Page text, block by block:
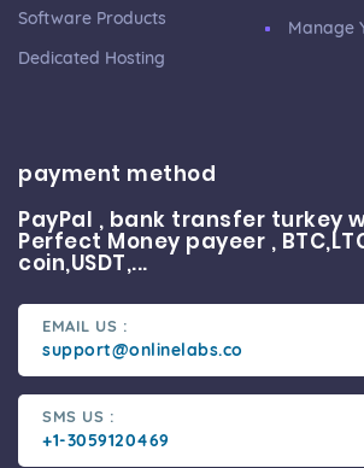
Software Products
Dedicated Hosting
Manage
payment method
PayPal , bank transfer turkey
Perfect Money payeer ,
coin,USDT,...
EMAIL US :
support@onlinelabs.co
SMS US :
+1-3059120469